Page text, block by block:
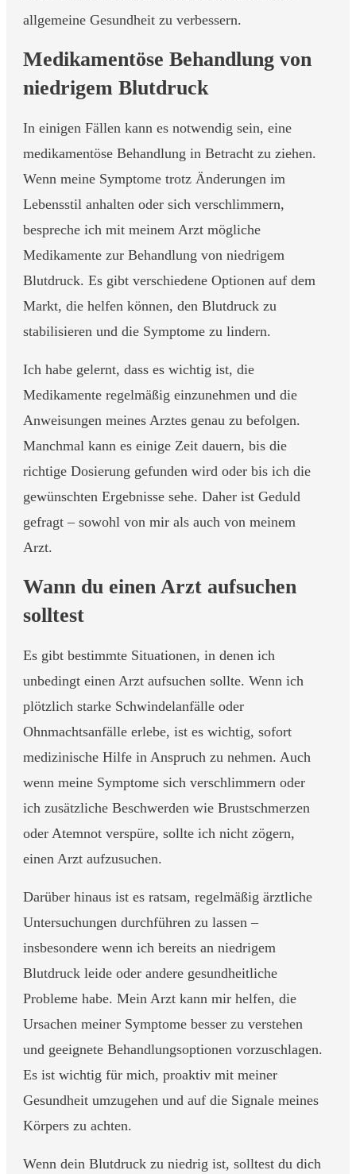
allgemeine Gesundheit zu verbessern.
Medikamentöse Behandlung von
niedrigem Blutdruck
In einigen Fällen kann es notwendig sein, eine
medikamentöse Behandlung in Betracht zu ziehen.
Wenn meine Symptome trotz Änderungen im
Lebensstil anhalten oder sich verschlimmern,
bespreche ich mit meinem Arzt mögliche
Medikamente zur Behandlung von niedrigem
Blutdruck. Es gibt verschiedene Optionen auf dem
Markt, die helfen können, den Blutdruck zu
stabilisieren und die Symptome zu lindern.
Ich habe gelernt, dass es wichtig ist, die
Medikamente regelmäßig einzunehmen und die
Anweisungen meines Arztes genau zu befolgen.
Manchmal kann es einige Zeit dauern, bis die
richtige Dosierung gefunden wird oder bis ich die
gewünschten Ergebnisse sehe. Daher ist Geduld
gefragt – sowohl von mir als auch von meinem
Arzt.
Wann du einen Arzt aufsuchen
solltest
Es gibt bestimmte Situationen, in denen ich
unbedingt einen Arzt aufsuchen sollte. Wenn ich
plötzlich starke Schwindelanfälle oder
Ohnmachtsanfälle erlebe, ist es wichtig, sofort
medizinische Hilfe in Anspruch zu nehmen. Auch
wenn meine Symptome sich verschlimmern oder
ich zusätzliche Beschwerden wie Brustschmerzen
oder Atemnot verspüre, sollte ich nicht zögern,
einen Arzt aufzusuchen.
Darüber hinaus ist es ratsam, regelmäßig ärztliche
Untersuchungen durchführen zu lassen –
insbesondere wenn ich bereits an niedrigem
Blutdruck leide oder andere gesundheitliche
Probleme habe. Mein Arzt kann mir helfen, die
Ursachen meiner Symptome besser zu verstehen
und geeignete Behandlungsoptionen vorzuschlagen.
Es ist wichtig für mich, proaktiv mit meiner
Gesundheit umzugehen und auf die Signale meines
Körpers zu achten.
Wenn dein Blutdruck zu niedrig ist, solltest du dich